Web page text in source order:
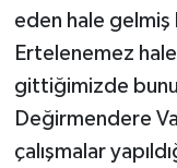
eden hale gelmiş
Ertelenemez
gittiğimizde
Değirmendere
çalışmalar